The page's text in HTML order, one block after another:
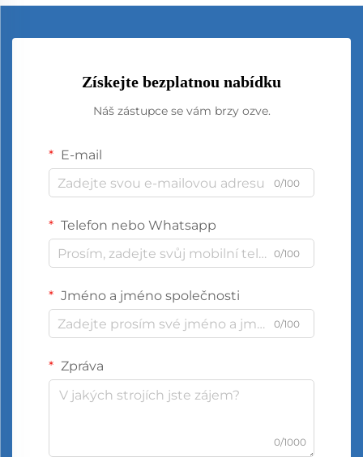
Získejte bezplatnou nabídku
Náš zástupce se vám brzy ozve.
E-mail
0/100
Telefon nebo Whatsapp
0/100
Jméno a jméno společnosti
0/100
Zpráva
0/1000